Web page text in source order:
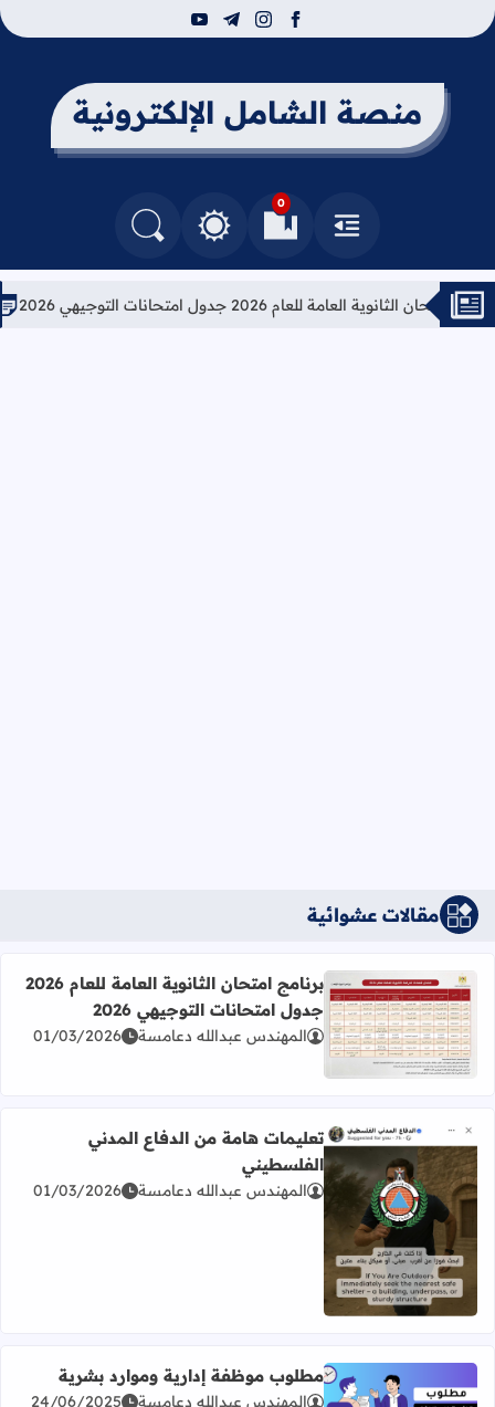
facebook
instagram
telegram
youtube
منصة الشامل الإلكترونية
القائمة
0
العلامات المرجعيةالتغيير بين الوضع النهاري والداكن
البحث في المدونة
العامة للعام 2026 جدول امتحانات التوجيهي 2026
مقالات عشوائية
اقرأ المزيد عن برنامج امتحان الثانوية العامة للعام 2026 جدول امتحانات التوجيهي 2026
برنامج امتحان الثانوية العامة للعام 2026
جدول امتحانات التوجيهي 2026
المهندس عبدالله دعامسة 01/03/2026
اقرأ المزيد عن تعليمات هامة من الدفاع المدني الفلسطيني
تعليمات هامة من الدفاع المدني
الفلسطيني
المهندس عبدالله دعامسة 01/03/2026
مطلوب موظفة إدارية وموارد بشرية
المهندس عبدالله دعامسة 24/06/2025